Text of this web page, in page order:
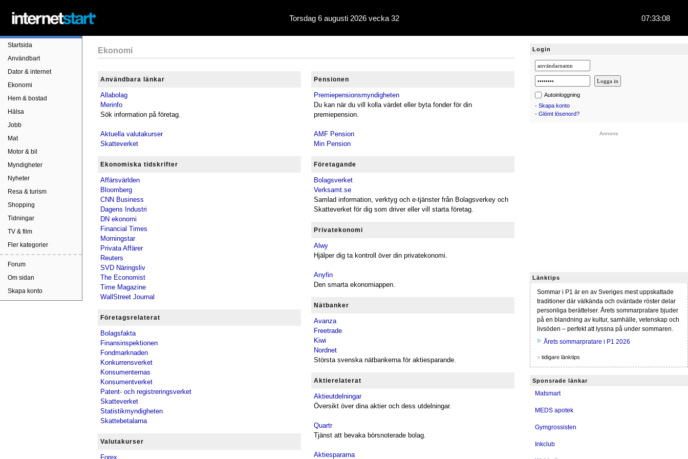
Torsdag 6 augusti 2026 vecka 32 07:33:08
Startsida
Användbart
Dator & internet
Ekonomi
Hem & bostad
Hälsa
Jobb
Mat
Motor & bil
Myndigheter
Nyheter
Resa & turism
Shopping
Tidningar
TV & film
Fler kategorier
Forum
Om sidan
Skapa konto
Ekonomi
Användbara länkar
Allabolag
Merinfo
Sök information på företag.
Aktuella valutakurser
Skatteverket
Ekonomiska tidskrifter
Affärsvärlden
Bloomberg
CNN Business
Dagens Industri
DN ekonomi
Financial Times
Morningstar
Privata Affärer
Reuters
SVD Näringsliv
The Economist
Time Magazine
WallStreet Journal
Företagsrelaterat
Bolagsfakta
Finansinspektionen
Fondmarknaden
Konkurrensverket
Konsumenternas
Konsumentverket
Patent- och registreringsverket
Skatteverket
Statistikmyndigheten
Skattebetalarna
Valutakurser
Forex
Pensionen
Premiepensionsmyndigheten
Du kan när du vill kolla värdet eller byta fonder för din
premiepension.
AMF Pension
Min Pension
Företagande
Bolagsverket
Verksamt.se
Samlad information, verktyg och e-tjänster från Bolagsverkey och
Skatteverket för dig som driver eller vill starta företag.
Privatekonomi
Alwy
Hjälper dig ta kontroll över din privatekonomi.
Anyfin
Den smarta ekonomiappen.
Nätbanker
Avanza
Freetrade
Kiwi
Nordnet
Största svenska nätbankerna för aktiesparande.
Aktierelaterat
Aktieutdelningar
Översikt över dina aktier och dess utdelningar.
Quartr
Tjänst att bevaka börsnoterade bolag.
Aktiespararna
Login
Autoinloggning
• Skapa konto
• Glömt lösenord?
Annons
Länktips
Sommar i P1 är en av Sveriges mest uppskattade
traditioner där välkända och oväntade röster delar
personliga berättelser. Årets sommarpratare bjuder
på en blandning av kultur, samhälle, vetenskap och
livsöden – perfekt att lyssna på under sommaren.
play_arrow Årets sommarpratare i P1 2026
» tidigare länktips
Sponsrade länkar
Matsmart
MEDS apotek
Gymgrossisten
Inkclub